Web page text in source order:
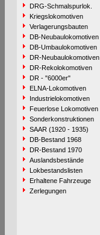
DRG-Schmalspurlok.
Kriegslokomotiven
Verlagerungsbauten
DB-Neubaulokomotiven
DB-Umbaulokomotiven
DR-Neubaulokomotiven
DR-Rekolokomotiven
DR - "6000er"
ELNA-Lokomotiven
Industrielokomotiven
Feuerlose Lokomotiven
Sonderkonstruktionen
SAAR (1920 - 1935)
DB-Bestand 1968
DR-Bestand 1970
Auslandsbestände
Lokbestandslisten
Erhaltene Fahrzeuge
Zerlegungen